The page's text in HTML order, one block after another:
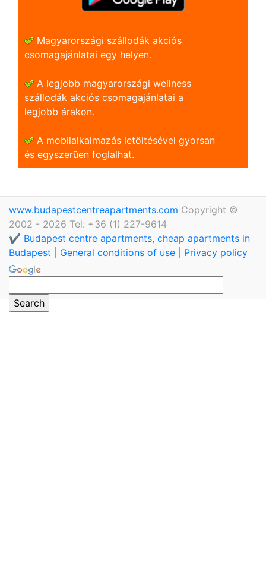
Magyarországi szállodák akciós
csomagajánlatai egy helyen.
A legjobb magyarországi wellness
szállodák akciós csomagajánlatai a
legjobb árakon.
A mobilalkalmazás letöltésével gyorsan
és egyszerũen foglalhat.
www.budapestcentreapartments.com Copyright ©
2002 - 2026 Tel: +36 (1) 227-9614
✔️ Budapest centre apartments, cheap apartments in
Budapest
General conditions of use Privacy policy